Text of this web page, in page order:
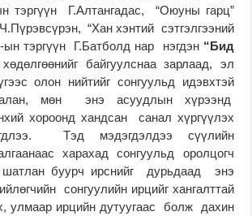
тэргүүн Г.Алтангадас, “Оюуны гарц”
“Хан хэнтий сэтгэлгээний
тэргүүн Г.Батболд нар нэгдэн “Бид
хөдөлгөөнийг байгуулснаа зарлаад, эл
олон нийтийг сонгуульд идэвхтэй
мөн энэ асуудлын хүрээнд
хороонд хандсан санал хүргүүлэх
Тэд мэдэгдэлдээ сүүлийн
харахад сонгуульд оролцогч
шатлан буурч ирснийг дурьдаад энэ
сонгуулийн ирцийг хангалттай
улмаар ирцийн дутуугаас болж дахин